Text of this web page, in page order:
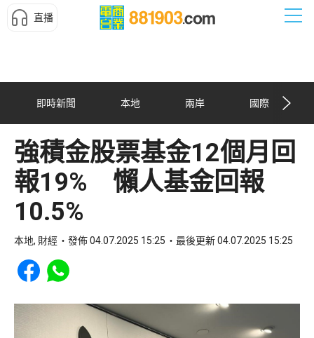
直播
即時新聞 本地 兩岸 國際
強積金股票基金12個月回
報19% 懶人基金回報
10.5%
本地, 財經 發佈 04.07.2025 15:25 最後更新 04.07.2025 15:25
Share to Facebook
Share to WhatsApp